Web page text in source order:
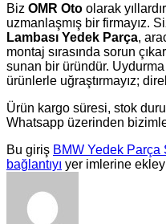
Biz OMR Oto olarak yıllardır
uzmanlaşmış bir firmayız.
Lambası Yedek Parça,
montaj sırasında sorun
sunan bir üründür.
ürünlerle uğraştırmayız;
Ürün kargo süresi, stok
Whatsapp üzerinden
Bu giriş BMW Yedek Parça
bağlantıyı yer imlerine